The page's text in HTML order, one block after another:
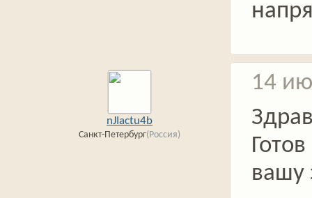
nJIactu4b
Санкт-Петербург(Россия)
14
вашу